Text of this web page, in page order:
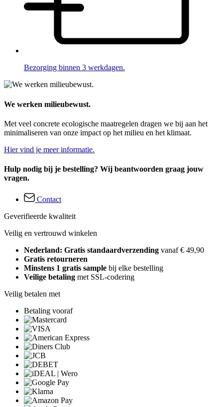
Bezorging binnen 3 werkdagen.
We werken milieubewust.
Met veel concrete ecologische maatregelen dragen we bij aan het
minimaliseren van onze impact op het milieu en het klimaat.
Hier vind je meer informatie.
Hulp nodig bij je bestelling? Wij beantwoorden graag jouw
vragen.
Contact
Geverifieerde kwaliteit
Veilig en vertrouwd winkelen
Nederland: Gratis standaardverzending vanaf € 49,90
Gratis retourneren
Minstens 1 gratis sample bij elke bestelling
Veilige betaling met SSL-codering
Veilig betalen met
Betaling vooraf